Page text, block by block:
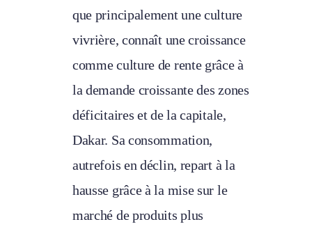
que principalement une culture
vivrière, connaît une croissance
comme culture de rente grâce à
la demande croissante des zones
déficitaires et de la capitale,
Dakar. Sa consommation,
autrefois en déclin, repart à la
hausse grâce à la mise sur le
marché de produits plus